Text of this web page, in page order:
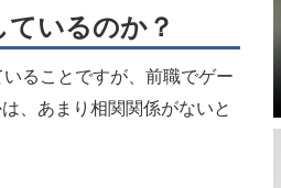
いるのか？
ることですが、前職でゲー
、あまり相関関係がないと